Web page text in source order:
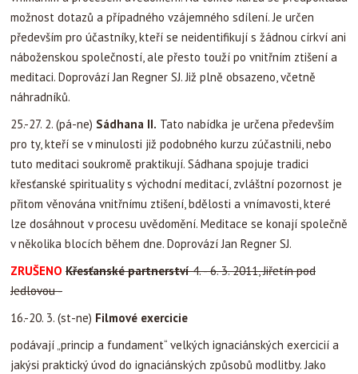
možnost dotazů a případného vzájemného sdílení. Je určen
především pro účastníky, kteří se neidentifikují s žádnou církví ani
náboženskou společností, ale přesto touží po vnitřním ztišení a
meditaci. Doprovází Jan Regner SJ. Již plně obsazeno, včetně
náhradníků.
25.-27. 2. (pá-ne) Sádhana II. Tato nabídka je určena především
pro ty, kteří se v minulosti již podobného kurzu zúčastnili, nebo
tuto meditaci soukromě praktikují. Sádhana spojuje tradici
křesťanské spirituality s východní meditací, zvláštní pozornost je
přitom věnována vnitřnímu ztišení, bdělosti a vnímavosti, které
lze dosáhnout v procesu uvědomění. Meditace se konají společně
v několika blocích během dne. Doprovází Jan Regner SJ.
ZRUŠENO Křesťanské partnerství4. - 6. 3. 2011, Jiřetín pod
Jedlovou -
16.-20. 3. (st-ne) Filmové exercicie
podávají „princip a fundament“ velkých ignaciánských exercicií a
jakýsi praktický úvod do ignaciánských způsobů modlitby. Jako